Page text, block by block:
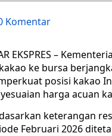
Komentar
EKSPRES –
ke bursa
posisi kakao
harga acuan
keterangan
Februari 2026